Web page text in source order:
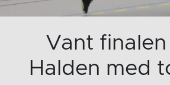
Vant finalen
Halden med